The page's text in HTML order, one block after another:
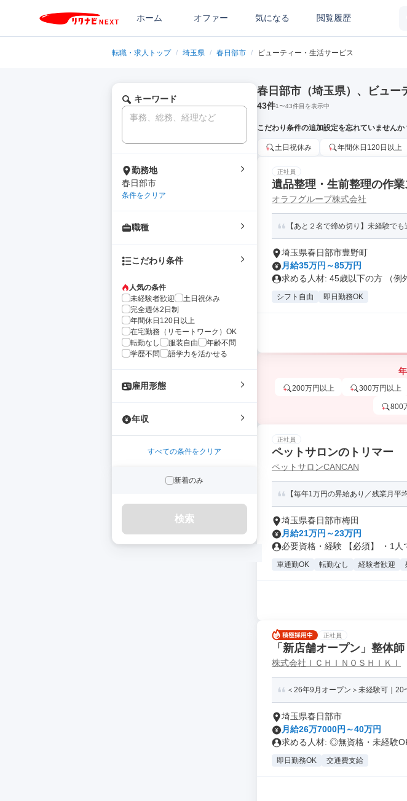
ホーム オファー 気になる 閲覧履歴
転職・求人トップ / 埼玉県 / 春日部市 / ビューティー・生活サービス
キーワード
勤務地
春日部市
条件をクリア
職種
こだわり条件
人気の条件
未経験者歓迎
土日祝休み
完全週休2日制
年間休日120日以上
在宅勤務（リモートワーク）OK
転勤なし
服装自由
年齢不問
学歴不問
語学力を活かせる
雇用形態
年収
すべての条件をクリア
新着のみ
検索
春日部市（埼玉県）、ビュー
43件1〜43件目を表示中
こだわり条件の追加設定を忘れていませんか
土日祝休み 年間休日120日以上
正社員
遺品整理・生前整理の作
オラフグループ株式会社
【あと２名で締め切り】未経験で
埼玉県春日部市豊野町
月給35万円～85万円
求める人材: 45歳以下の方 （例
シフト自由 即日勤務OK
200万円以上 300万円以上
800
正社員
ペットサロンのトリマー
ペットサロンCANCAN
【毎年1万円の昇給あり／残業月平
埼玉県春日部市梅田
月給21万円～23万円
必要資格・経験 【必須】 ・1人
車通勤OK 転勤なし 経験者歓迎
正社員
「新店舗オープン」整体
株式会社ＩＣＨＩＮＯＳＨＩＫＩ
＜26年9月オープン＞未経験可｜
埼玉県春日部市
月給26万7000円～40万円
求める人材: ◎無資格・未経験
即日勤務OK 交通費支給